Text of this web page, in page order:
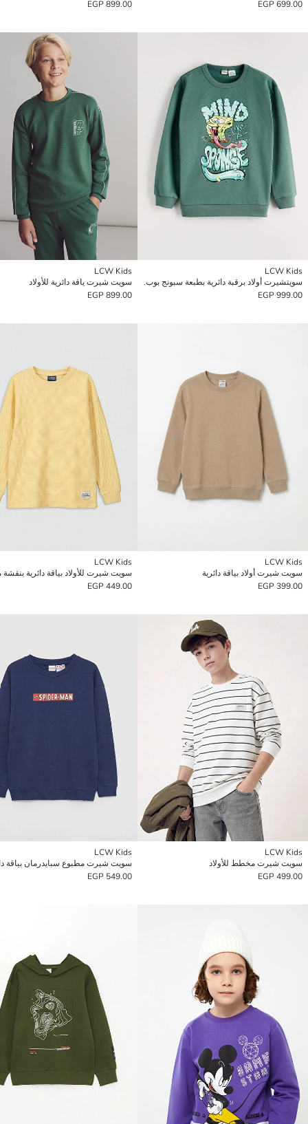
699.00 EGP
899.00 EGP
LCW Kids
سويتشيرت أولاد برقبة دائرية بطبعة سبونج بوب.
999.00 EGP
LCW Kids
سويت شيرت ياقة دائرية للأولاد
899.00 EGP
LCW Kids
سويت شيرت أولاد بياقة دائرية
399.00 EGP
LCW Kids
سويت شيرت للأولاد بياقة دائرية
449.00 EGP
LCW Kids
سويت شيرت مخطط للأولاد
499.00 EGP
LCW Kids
549.00 EGP